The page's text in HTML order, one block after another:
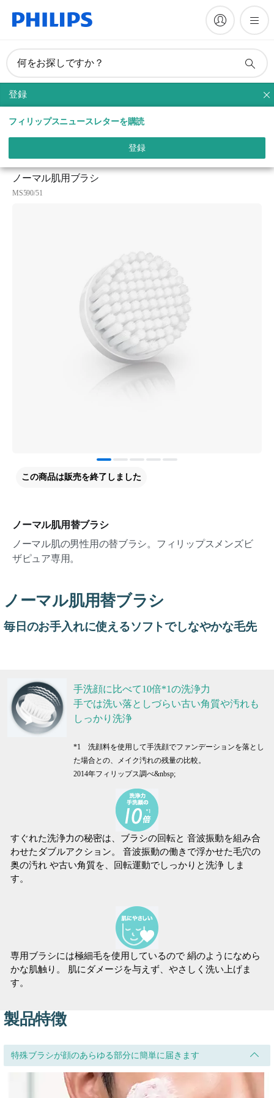
何をお探しですか？
登録
フィリップスニュースレターを購読
登録
洗顔ケア
トップ 製品一覧 サポート
ノーマル肌用ブラシ
MS590/51
ノーマル肌用替ブラシ
ノーマル肌の男性用の替ブラシ。フィリップスメンズビ
ザピュア専用。
この商品は販売を終了しました
ノーマル肌用替ブラシ
毎日のお手入れに使えるソフトでしなやかな毛先
手洗顔に比べて10倍*1の洗浄力
手では洗い落としづらい古い角質や汚れも
しっかり洗浄
*1 洗顔料を使用して手洗顔でファンデーションを落とし
た場合との、メイク汚れの残量の比較。
2014年フィリップス調べ&nbsp;
すぐれた洗浄力の秘密は、ブラシの回転と 音波振動を組み合
わせたダブルアクション。 音波振動の働きで浮かせた毛穴の
奥の汚れ や古い角質を、回転運動でしっかりと洗浄 しま
す。
専用ブラシには極細毛を使用しているので 絹のようになめら
かな肌触り。 肌にダメージを与えず、やさしく洗い上げま
す。
製品特徴
特殊ブラシが顔のあらゆる部分に簡単に届きます